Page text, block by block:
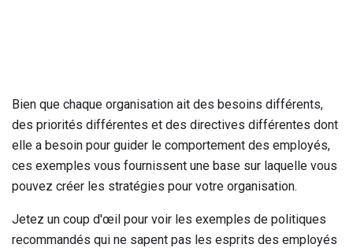
Bien que chaque organisation ait des besoins différents,
des priorités différentes et des directives différentes dont
elle a besoin pour guider le comportement des employés,
ces exemples vous fournissent une base sur laquelle vous
pouvez créer les stratégies pour votre organisation.
Jetez un coup d'œil pour voir les exemples de politiques
recommandés qui ne sapent pas les esprits des employés